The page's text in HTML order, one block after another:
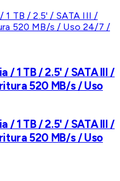
/ 1 TB / 2.5' / SATA III /
520 MB/s / Uso
/ 1 TB / 2.5' / SATA III /
520 MB/s / Uso